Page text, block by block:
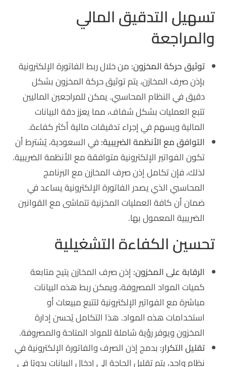
تسهيل التدقيق المالي
والمراجعة
توثيق حركة المخزون:من خلال ربط الفاتورة الإلكترونية
بإذن صرف المخازن، يتم توثيق حركة المخزون بشكل
دقيق في النظام المحاسبي. يمكن للمراجعين الماليين
تتبع العمليات بشكل شفاف، مما يعزز دقة البيانات
المالية ويسهم في إجراء تدقيقات مالية أكثر كفاءة.
التوافق مع الأنظمة الضريبية:في السعودية، يُشترط أن
تكون الفواتير الإلكترونية متوافقة مع الأنظمة الضريبية.
لذلك، فإن تكامل إذن صرف المخازن مع البرنامج
المحاسبي الذي يصدر الفاتورة الإلكترونية يساعد في
ضمان أن كافة العمليات المخزنية تتماشى مع القوانين
الضريبية المعمول بها.
تحسين الكفاءة التشغيلية
الرقابة على المخزون:إذن صرف المخازن يتيح متابعة
كميات المواد المصروفة، ويمكن ربط هذه البيانات
مباشرة مع الفواتير الإلكترونية لتتبع مبيعات أو
استخدامات هذه المواد. هذا التكامل يُحسن إدارة
المخزون ويوفر رؤية شاملة للمواد المتاحة والمصروفة.
تقليل التكرار:بدمج إذن الصرف والفاتورة الإلكترونية في
نظام واحد، يتم تقليل الحاجة إلى إدخال البيانات يدويًا في